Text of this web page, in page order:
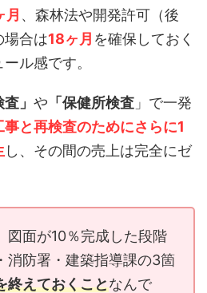
月 、森林法や開発許可（後
場合は18ヶ月 を確保しておく
ル感です。
」 や 「保健所検査 」で一発
事と再検査のためにさらに1
し、その間の売上は完全にゼ
図面が10％完成した段階
消防署・建築指導課の3箇
終えておくことなんで